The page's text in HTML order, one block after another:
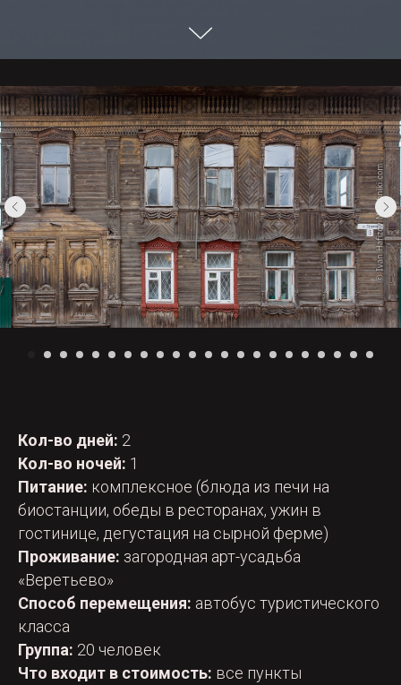
Кол-во дней: 2
Кол-во ночей: 1
Питание: комплексное (блюда из печи на
биостанции, обеды в ресторанах, ужин в
гостинице, дегустация на сырной ферме)
Проживание: загородная арт-усадьба
«Веретьево»
Способ перемещения: автобус туристического
класса
Группа: 20 человек
Что входит в стоимость: все пункты